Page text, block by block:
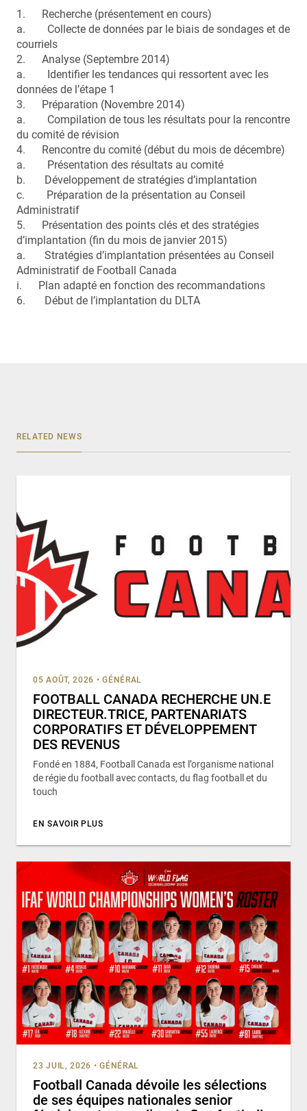
1. Recherche (présentement en cours)
a. Collecte de données par le biais de sondages et de
courriels
2. Analyse (Septembre 2014)
a. Identifier les tendances qui ressortent avec les
données de l’étape 1
3. Préparation (Novembre 2014)
a. Compilation de tous les résultats pour la rencontre
du comité de révision
4. Rencontre du comité (début du mois de décembre)
a. Présentation des résultats au comité
b. Développement de stratégies d’implantation
c. Préparation de la présentation au Conseil
Administratif
5. Présentation des points clés et des stratégies
d’implantation (fin du mois de janvier 2015)
a. Stratégies d’implantation présentées au Conseil
Administratif de Football Canada
i. Plan adapté en fonction des recommandations
6. Début de l’implantation du DLTA
RELATED NEWS
05 AOÛT, 2026 • GÉNÉRAL
FOOTBALL CANADA RECHERCHE UN.E
DIRECTEUR.TRICE, PARTENARIATS
CORPORATIFS ET DÉVELOPPEMENT
DES REVENUS
Fondé en 1884, Football Canada est l’organisme national
de régie du football avec contacts, du flag football et du
touch
EN SAVOIR PLUS
23 JUIL, 2026 • GÉNÉRAL
Football Canada dévoile les sélections
de ses équipes nationales senior